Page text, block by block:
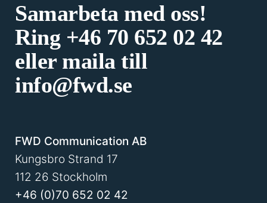
Samarbeta med oss!
Ring +46 70 652 02 42
eller maila till
info@fwd.se
FWD Communication AB
Kungsbro Strand 17
112 26 Stockholm
+46 (0)70 652 02 42